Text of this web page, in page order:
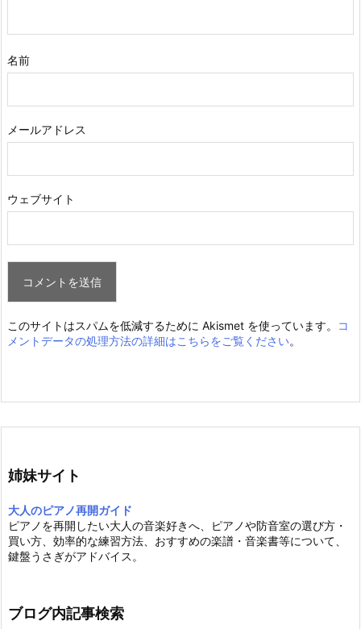
名前
メールアドレス
ウェブサイト
このサイトはスパムを低減するために Akismet を使っています。
コ
メントデータの処理方法の詳細はこちらをご覧ください。
姉妹サイト
大人のピアノ再開ガイド
ピアノを再開したい大人の音楽好きへ、ピアノや防音室の選び方・
買い方、効率的な練習方法、おすすめの楽譜・音楽書等について、
鍵盤うさぎがアドバイス。
ブログ内記事検索